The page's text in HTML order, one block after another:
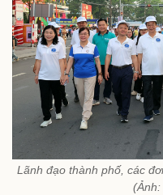
Lãnh đạo thành phố, các
(Ảnh: